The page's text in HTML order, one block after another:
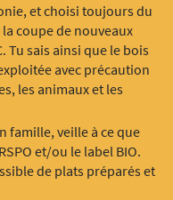
et choisi toujours du
coupe de nouveaux
Tu sais ainsi que le bois
avec précaution
les animaux et les
famille, veille à ce que
et/ou le label BIO.
de plats préparés et